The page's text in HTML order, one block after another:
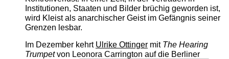
Institutionen, Staaten und Bilder brüchig geworden ist,
wird Kleist als anarchischer Geist im Gefängnis seiner
Grenzen lesbar.
Im Dezember kehrt Ulrike Ottingermit The ­Hearing
Trumpetvon Leonora Carrington auf die Berliner